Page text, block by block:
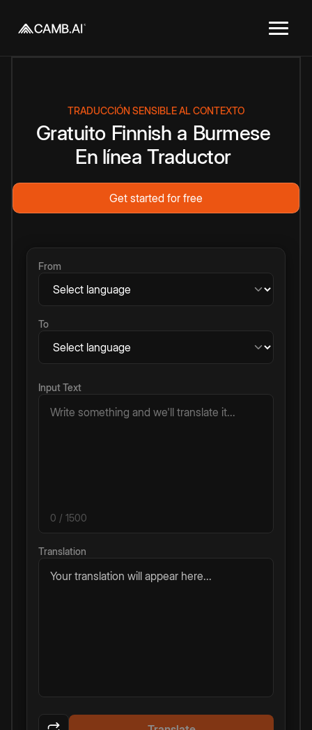
TRADUCCIÓN SENSIBLE AL CONTEXTO
Gratuito Finnish a Burmese
En línea Traductor
Get started for free
From
To
Input Text
0 / 1500
Translation
Your translation will appear here...